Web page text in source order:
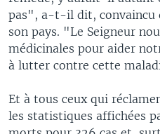
pas", a-t-il dit, convaincu
son pays. "Le Seigneur
médicinales pour aider
à lutter contre cette
Et à tous ceux qui
les statistiques affichées